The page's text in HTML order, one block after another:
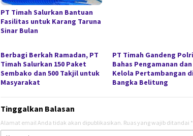
PT Timah Salurkan Bantuan
Fasilitas untuk Karang Taruna
Sinar Bulan
Berbagi Berkah Ramadan, PT
Timah Salurkan 150 Paket
Sembako dan 500 Takjil untuk
Masyarakat
PT Timah Gandeng Polri
Bahas Pengamanan
Kelola Pertambangan di
Bangka Belitung
Tinggalkan Balasan
Alamat email Anda tidak akan dipublikasikan. Ruas yang wajib ditandai *